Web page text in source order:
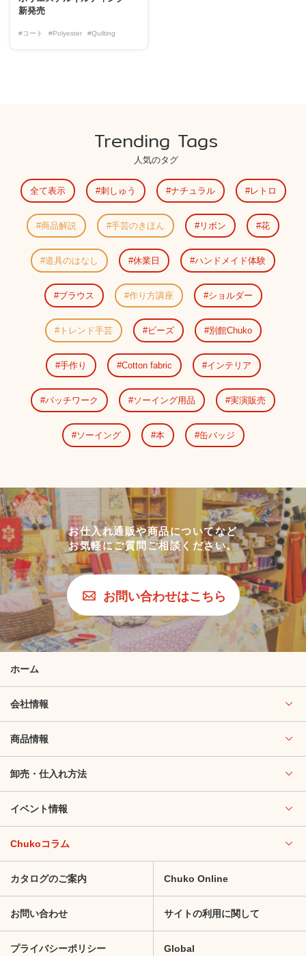
新発売
#コート #Polyester #Quilting
Trending Tags
人気のタグ
全て表示 刺しゅう ナチュラル レトロ
商品解説 手芸のきほん リボン 花
道具のはなし 休業日 ハンドメイド体験
ブラウス 作り方講座 ショルダー
トレンド手芸 ビーズ 別館Chuko
手作り Cotton fabric インテリア
パッチワーク ソーイング用品 実演販売
ソーイング 本 缶バッジ
お仕入れ通販や商品についてなど
お気軽にご質問ご相談ください。
お問い合わせはこちら
ホーム
会社情報
商品情報
卸売・仕入れ方法
イベント情報
Chukoコラム
カタログのご案内 Chuko Online
お問い合わせ サイトの利用に関して
プライバシーポリシー Global